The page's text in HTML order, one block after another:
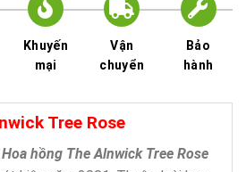
Khuyến
mại
Vận
chuyển
Bảo
hành
Tree Rose
Hoa hồng The Alnwick Tree Rose